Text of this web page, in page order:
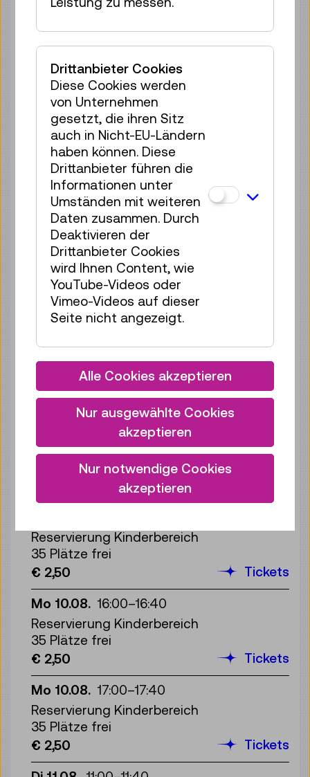
35 Plätze frei
€ 2,50
Tickets
So 09.08. 17:00–17:40
Reservierung Kinderbereich
35 Plätze frei
€ 2,50
Mo 10.08. 11:00–11:40
Reservierung Kinderbereich
35 Plätze frei
€ 2,50
Mo 10.08. 12:00 –12:40
Reservierung Kinderbereich
35 Plätze frei
€ 2,50
Mo 10.08. 13:00–13:40
Reservierung Kinderbereich
35 Plätze frei
€ 2,50
Tickets
14:00–14:40
Reservierung Kinderbereich
35 Plätze frei
Reservierung Kinderbereich
35 Plätze frei
€ 2,50
Tickets
Mo 10.08. 16:00–16:40
Reservierung Kinderbereich
35 Plätze frei
€ 2,50
Tickets
Mo 10.08. 17:00–17:40
Reservierung Kinderbereich
35 Plätze frei
€ 2,50
Tickets
Drittanbieter Cookies
Diese Cookies werden
von Unternehmen
gesetzt, die ihren Sitz
auch in Nicht-EU-Ländern
haben können. Diese
Drittanbieter führen die
Informationen unter
Umständen mit weiteren
Daten zusammen. Durch
Deaktivieren der
Drittanbieter Cookies
wird Ihnen Content, wie
YouTube-Videos oder
Vimeo-Videos auf dieser
Seite nicht angezeigt.
Alle Cookies akzeptieren
Nur ausgewählte Cookies
akzeptieren
Nur notwendige Cookies
akzeptieren